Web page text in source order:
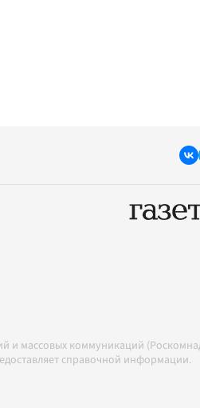
и массовых коммуникаций
справочной информации.